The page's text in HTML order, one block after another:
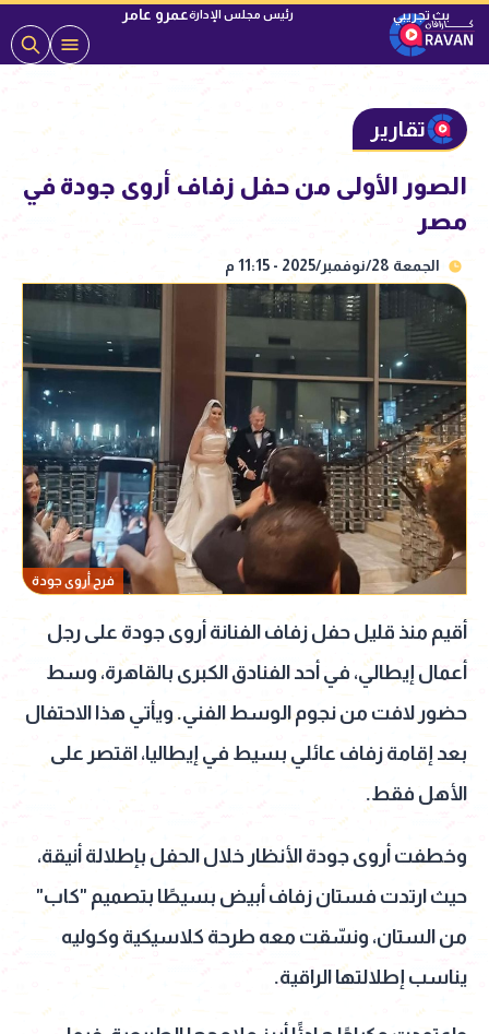
رئيس مجلس الإدارةعمرو عامر
تقارير
الصور الأولى من حفل زفاف أروى جودة في
مصر
الجمعة 28/نوفمبر/2025 - 11:15 م
فرح أروى جودة
أقيم منذ قليل حفل زفاف الفنانة أروى جودة على رجل
أعمال إيطالي، في أحد الفنادق الكبرى بالقاهرة، وسط
حضور لافت من نجوم الوسط الفني. ويأتي هذا الاحتفال
بعد إقامة زفاف عائلي بسيط في إيطاليا، اقتصر على
الأهل فقط.
وخطفت أروى جودة الأنظار خلال الحفل بإطلالة أنيقة،
حيث ارتدت فستان زفاف أبيض بسيطًا بتصميم "كاب"
من الستان، ونسّقت معه طرحة كلاسيكية وكوليه
يناسب إطلالتها الراقية.